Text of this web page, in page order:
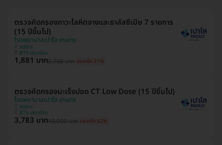
ตรวจคัดกรองภาวะโลหิตจางและธาลัสซีเมีย 7 รายการ
(15 ปีขึ้นไป)
โรงพยาบาลเปาโล เกษตร
จตุจักร
BTS เสนานิคม
1,881 บาท2,708 บาท ประหยัด 31%
ตรวจคัดกรองมะเร็งปอด CT Low Dose (15 ปีขึ้นไป)
โรงพยาบาลเปาโล เกษตร
จตุจักร
BTS เสนานิคม
3,783 บาท10,000 บาท ประหยัด 62%